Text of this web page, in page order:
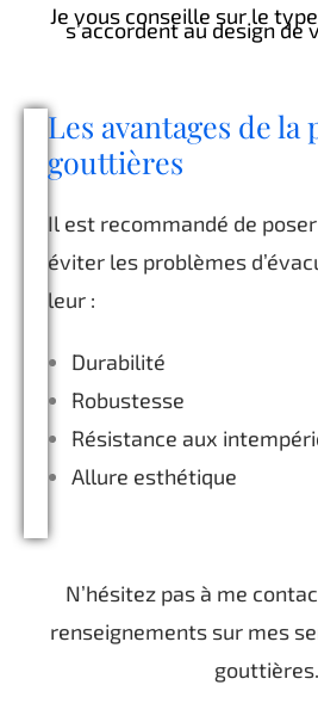
Je vous conseille sur le
s’accordent au design de
Les avantages de la
gouttières
Il est recommandé de
éviter les problèmes
leur :
Durabilité
Robustesse
Résistance aux
Allure esthétique
N’hésitez pas à me
renseignements sur mes
gouttières.